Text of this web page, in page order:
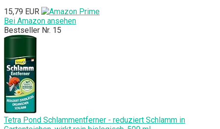
15,79 EUR
Bei Amazon ansehen
Bestseller Nr. 15
Tetra Pond Schlammentferner - reduziert Schlamm in